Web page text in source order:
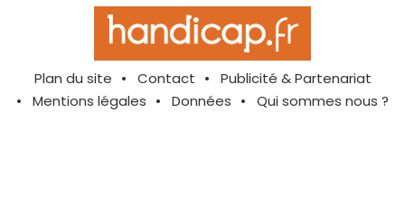
Plan du site Contact
Publicité & Partenariat
Mentions légales
Données Qui sommes nous ?